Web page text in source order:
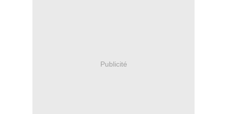
Publicité